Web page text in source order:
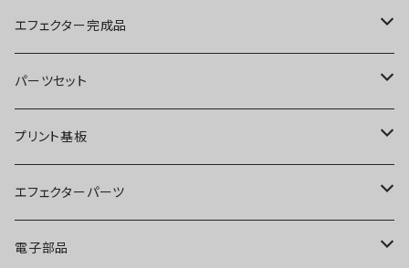
ブースター
オーバードライブ
ディストーション
ファズ
プリアンプ
エフェクター完成品
ブースター
オーバードライブ
ディストーション
ファズ
パーツセット
ブースター
オーバードライブ
ディストーション
プリント基板
オーバードライブ
ディストーション
エフェクターパーツ
スイッチ
電子部品